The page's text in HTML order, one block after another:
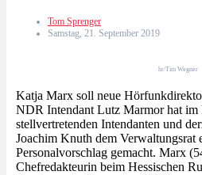
Tom Sprenger
Samstag, 21. September 2019
hr/Tim Wegner
Katja Marx soll neue
NDR Intendant Lutz Marmor hat im
stellvertretenden Intendanten und
Joachim Knuth dem Verwaltungsrat
Personalvorschlag gemacht. Marx
Chefredakteurin beim Hessischen